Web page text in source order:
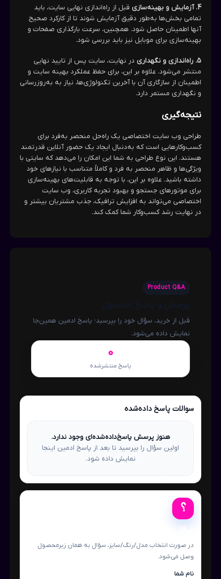
4. آزمایش و بهینه‌سازی
قبل از راه‌اندازی نهایی سایت، باید
تمامی بخش‌ها به‌طور دقیق آزمایش شوند تا از کارکرد صحیح
آنها اطمینان حاصل شود. همچنین، سرعت بارگذاری صفحات و
بهینه‌سازی برای موبایل نیز باید بررسی شود.
5. راه‌اندازی و نگهداری
در نهایت، سایت پس از تایید نهایی
منتشر می‌شود. علاوه بر این، برای حفظ عملکرد بهینه سایت و
اطمینان از سازگاری آن با آخرین تکنولوژی‌ها، نیاز به به‌روزرسانی
و نگهداری مستمر دارد.
نتیجه‌گیری
طراحی وب سایت اختصاصی یک راه‌حل منحصر به‌فرد برای
کسب‌وکارهایی است که به‌دنبال ایجاد یک حضور آنلاین قدرتمند
هستند. این نوع طراحی به شما این امکان را می‌دهد که سایتی با
ویژگی‌ها و ظاهر منحصر به فرد و کاملاً متناسب با نیازهای خود
داشته باشید. علاوه بر این، با توجه به قابلیت‌های بهینه‌سازی
برای موتورهای جستجو و بهبود تجربه کاربری، وب سایت
اختصاصی می‌تواند به افزایش ترافیک، جذب مشتریان بیشتر و
در نهایت رشد کسب‌وکار شما کمک کند.
Product Q&A
قبل از خرید، سؤال خود را بپرسید؛ پاسخ ادمین همین‌جا
نمایش داده می‌شود.
0
پاسخ منتشرشده
سوالات پاسخ داده‌شده
هنوز پرسش پاسخ‌داده‌شده‌ای وجود ندارد.
اولین سؤال را بپرسید تا بعد از پاسخ ادمین اینجا
نمایش داده شود.
؟
در صورت انتخاب مدل/رنگ/سایز، سؤال به همان زیرمحصول
وصل می‌شود.
نام شما